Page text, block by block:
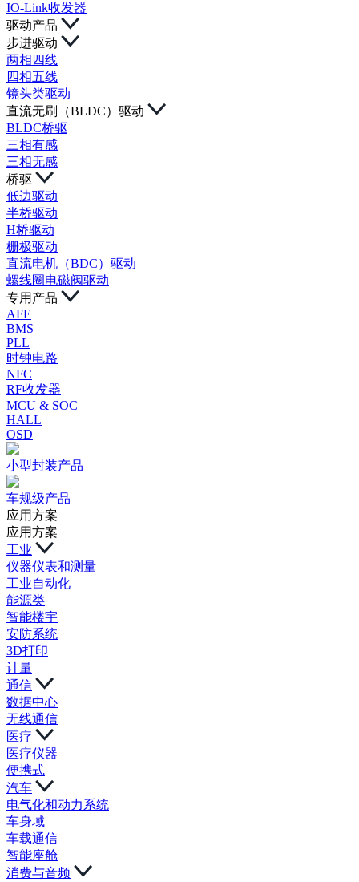
IO-Link收发器
驱动产品
步进驱动
两相四线
四相五线
镜头类驱动
直流无刷（BLDC）驱动
BLDC桥驱
三相有感
三相无感
桥驱
低边驱动
半桥驱动
H桥驱动
栅极驱动
直流电机（BDC）驱动
螺线圈电磁阀驱动
专用产品
AFE
BMS
PLL
时钟电路
NFC
RF收发器
MCU & SOC
HALL
OSD
小型封装产品
车规级产品
应用方案
应用方案
工业
仪器仪表和测量
工业自动化
能源类
智能楼宇
安防系统
3D打印
计量
通信
数据中心
无线通信
医疗
医疗仪器
便携式
汽车
电气化和动力系统
车身域
车载通信
智能座舱
消费与音频